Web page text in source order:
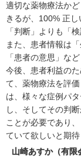
適切な薬物療法か
きるが、100% 正
「判断」よりも「
また、患者情報は
「患者の意思」な
今後、患者利益の
て、薬物療法を評
は、様々な症例パ
し、そしてその判
ことが必要であり
ていて欲しいと期
山崎あすか（有限